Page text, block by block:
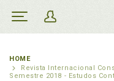
HOME
Revista Internacional
Semestre 2018 - Estudos